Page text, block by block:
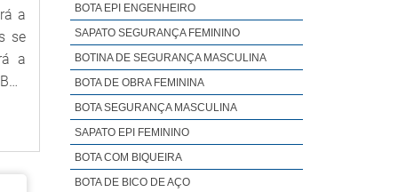
a
se
a
de
BOTA EPI ENGENHEIRO
SAPATO SEGURANÇA FEMININO
BOTINA DE SEGURANÇA MASCULINA
BOTA DE OBRA FEMININA
BOTA SEGURANÇA MASCULINA
SAPATO EPI FEMININO
BOTA COM BIQUEIRA
BOTA DE BICO DE AÇO